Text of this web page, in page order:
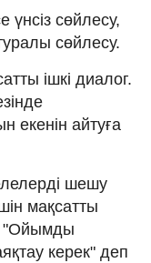
үнсіз сөйлесу,
сөйлесу.
ішкі диалог.
екенін айтуға
шешу
мақсатты
"Ойымды
керек" деп